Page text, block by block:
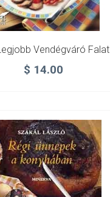
Vendégváró Falat
$ 14.00